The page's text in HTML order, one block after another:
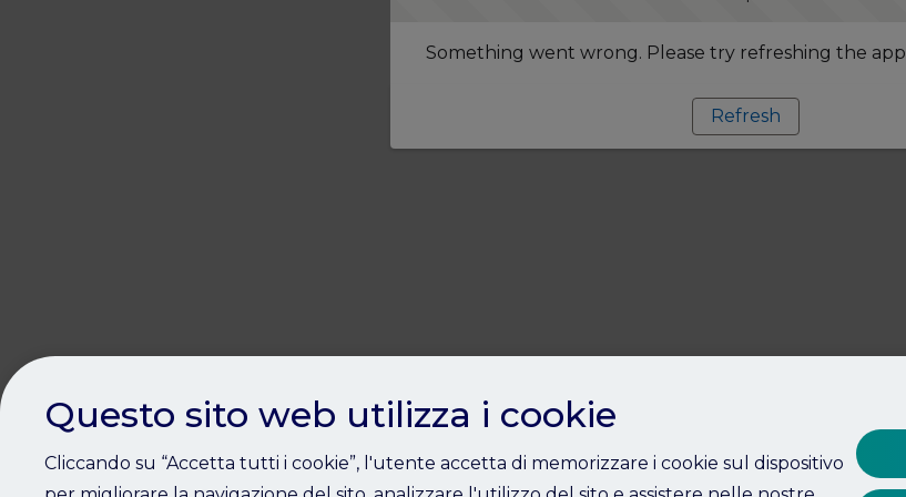
Something went wrong. Please try refreshing the app
Refresh
Questo sito web utilizza i cookie
Cliccando su “Accetta tutti i cookie”, l'utente accetta di memorizzare i cookie sul dispositivo